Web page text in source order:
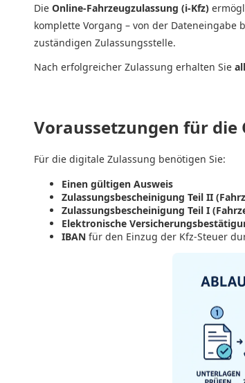
Die Online-Fahrzeugzulassung (i-Kfz)
komplette Vorgang – von der
zuständigen Zulassungsstelle.
Nach erfolgreicher Zulassung erhalten Sie
Voraussetzungen für die
Für die digitale Zulassung benötigen Sie:
Einen gültigen Ausweis
Zulassungsbescheinigung Teil II
Zulassungsbescheinigung Teil I
Elektronische
IBAN für den Einzug der Kfz-Steuer